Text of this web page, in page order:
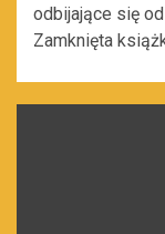
odbijające się od
Zamknięta